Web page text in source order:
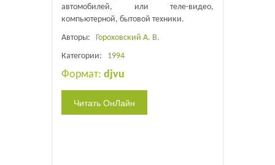
автомобилей, или теле-видео,
компьютерной, бытовой техники.
Авторы: Гороховский А. В.
Категории: 1994
Формат: djvu